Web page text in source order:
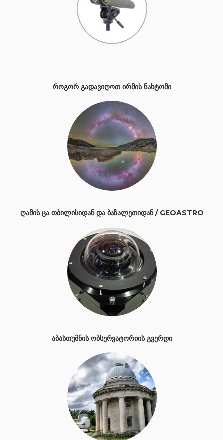
ᲠᲝᲒᲝᲠ ᲒᲐᲓᲐᲕᲘᲦᲝᲗ ᲘᲠᲛᲘᲡ ᲜᲐᲮᲢᲝᲛᲘ
ᲦᲐᲛᲘᲡ ᲪᲐ ᲗᲑᲘᲚᲘᲡᲘᲓᲐᲜ ᲓᲐ ᲑᲐᲖᲐᲚᲔᲗᲘᲓᲐᲜ / GEOASTRO
ᲐᲑᲐᲡᲗᲣᲛᲜᲘᲡ ᲝᲑᲡᲔᲠᲕᲐᲢᲝᲠᲘᲘᲡ ᲒᲕᲔᲠᲓᲘ